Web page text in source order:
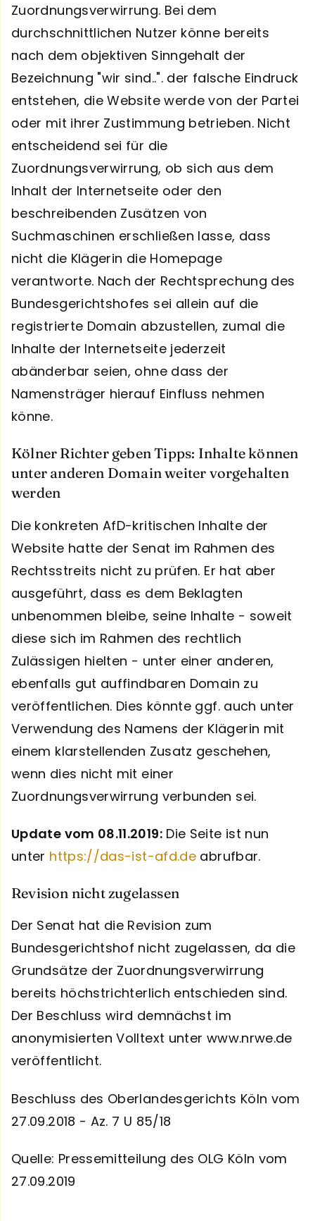
Zuordnungsverwirrung. Bei dem
durchschnittlichen Nutzer könne bereits
nach dem objektiven Sinngehalt der
Bezeichnung "wir sind..". der falsche Eindruck
entstehen, die Website werde von der Partei
oder mit ihrer Zustimmung betrieben. Nicht
entscheidend sei für die
Zuordnungsverwirrung, ob sich aus dem
Inhalt der Internetseite oder den
beschreibenden Zusätzen von
Suchmaschinen erschließen lasse, dass
nicht die Klägerin die Homepage
verantworte. Nach der Rechtsprechung des
Bundesgerichtshofes sei allein auf die
registrierte Domain abzustellen, zumal die
Inhalte der Internetseite jederzeit
abänderbar seien, ohne dass der
Namensträger hierauf Einfluss nehmen
könne.
Kölner Richter geben Tipps: Inhalte können
unter anderen Domain weiter vorgehalten
werden
Die konkreten AfD-kritischen Inhalte der
Website hatte der Senat im Rahmen des
Rechtsstreits nicht zu prüfen. Er hat aber
ausgeführt, dass es dem Beklagten
unbenommen bleibe, seine Inhalte - soweit
diese sich im Rahmen des rechtlich
Zulässigen hielten - unter einer anderen,
ebenfalls gut auffindbaren Domain zu
veröffentlichen. Dies könnte ggf. auch unter
Verwendung des Namens der Klägerin mit
einem klarstellenden Zusatz geschehen,
wenn dies nicht mit einer
Zuordnungsverwirrung verbunden sei.
Update vom 08.11.2019:Die Seite ist nun
unter https://das-ist-afd.de abrufbar.
Revision nicht zugelassen
Der Senat hat die Revision zum
Bundesgerichtshof nicht zugelassen, da die
Grundsätze der Zuordnungsverwirrung
bereits höchstrichterlich entschieden sind.
Der Beschluss wird demnächst im
anonymisierten Volltext unter www.nrwe.de
veröffentlicht.
Beschluss des Oberlandesgerichts Köln vom
27.09.2018 - Az. 7 U 85/18
Quelle: Pressemitteilung des OLG Köln vom
27.09.2019